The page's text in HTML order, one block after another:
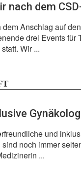
nach dem
dem Anschlag auf
drei Events für
Wir ...
und
noch immer
...